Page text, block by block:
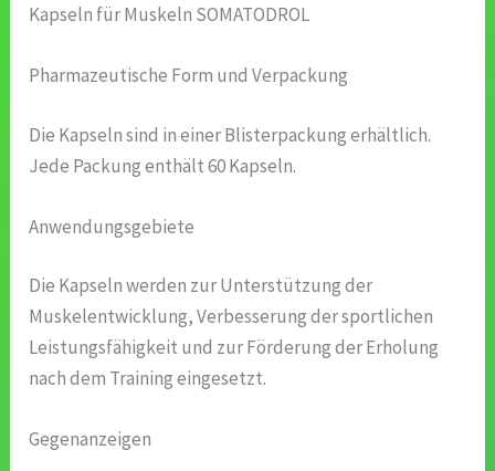
Kapseln für Muskeln SOMATODROL
Pharmazeutische Form und Verpackung
Die Kapseln sind in einer Blisterpackung erhältlich.
Jede Packung enthält 60 Kapseln.
Anwendungsgebiete
Die Kapseln werden zur Unterstützung der
Muskelentwicklung, Verbesserung der sportlichen
Leistungsfähigkeit und zur Förderung der Erholung
nach dem Training eingesetzt.
Gegenanzeigen